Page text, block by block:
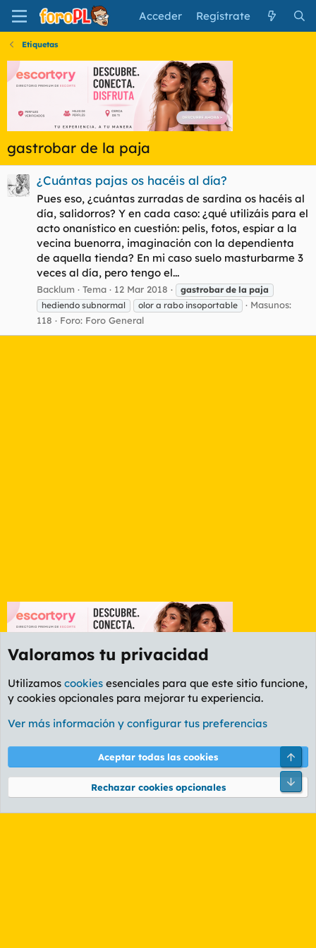
Acceder Regístrate
Etiquetas
gastrobar de la paja
¿Cuántas pajas os hacéis al día?
Pues eso, ¿cuántas zurradas de sardina os hacéis al
día, salidorros? Y en cada caso: ¿qué utilizáis para el
acto onanístico en cuestión: pelis, fotos, espiar a la
vecina buenorra, imaginación con la dependienta
de aquella tienda? En mi caso suelo masturbarme 3
veces al día, pero tengo el...
Backlum Tema 12 Mar 2018 gastrobar de la paja
hediendo subnormal
olor a rabo insoportable
Masunos:
118
Foro: Foro General
Etiquetas
Cookies
PL OLDSTYLE AMARILLO
Términos y reglas Política de privacidad Ayuda
Community platform by XenForo® © 2010-2026 XenForo Ltd.
Valoramos tu privacidad
Utilizamos cookies esenciales para que este sitio funcione,
y cookies opcionales para mejorar tu experiencia.
Ver más información y configurar tus preferencias
Aceptar todas las cookies
Rechazar cookies opcionales
Pie